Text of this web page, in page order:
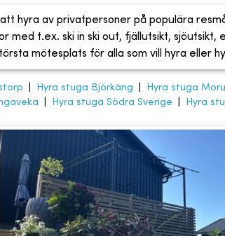
hyra av privatpersoner på populära
t.ex. ski in ski out, fjällutsikt, sjöutsikt,
mötesplats för alla som vill hyra eller
Hyra stuga Björkäng Hyra stuga
Hyra stuga Södra Sverige Hyra